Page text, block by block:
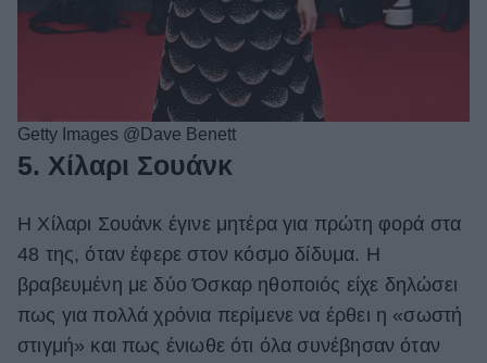
Getty Images @Dave Benett
5. Χίλαρι Σουάνκ
Η Χίλαρι Σουάνκ έγινε μητέρα για πρώτη φορά στα
48 της, όταν έφερε στον κόσμο δίδυμα. Η
βραβευμένη με δύο Όσκαρ ηθοποιός είχε δηλώσει
πως για πολλά χρόνια περίμενε να έρθει η «σωστή
στιγμή» και πως ένιωθε ότι όλα συνέβησαν όταν